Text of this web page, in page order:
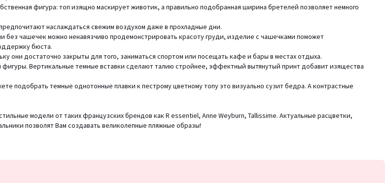
фигура: топ изящно маскирует животик, а правильно подобранная ширина бретелей позволяет немного
наслаждаться свежим воздухом даже в прохладные дни.
без чашечек можно ненавязчиво продемонстрировать красоту груди, изделие с чашечками поможет
бюста.
они достаточно закрыты для того, заниматься спортом или посещать кафе и бары в местах отдыха.
Вертикальные темные вставки сделают талию стройнее, эффектный вытянутый принт добавит изящества
подобрать темные однотонные плавки к пестрому цветному топу это визуально сузит бедра. А контрастные
модели от таких французских брендов как R essentiel, Anne Weyburn, Tallissime. Актуальные расцветки,
позволят Вам создавать великолепные пляжные образы!